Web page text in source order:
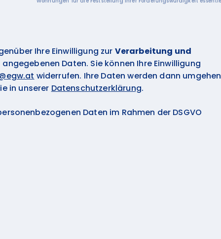
Ihre Einwilligung zur Verarbeitung und
angegebenen Daten. Sie können Ihre Einwilligung
widerrufen. Ihre Daten werden dann
in unserer Datenschutzerklärung.
Daten im Rahmen der DSGVO